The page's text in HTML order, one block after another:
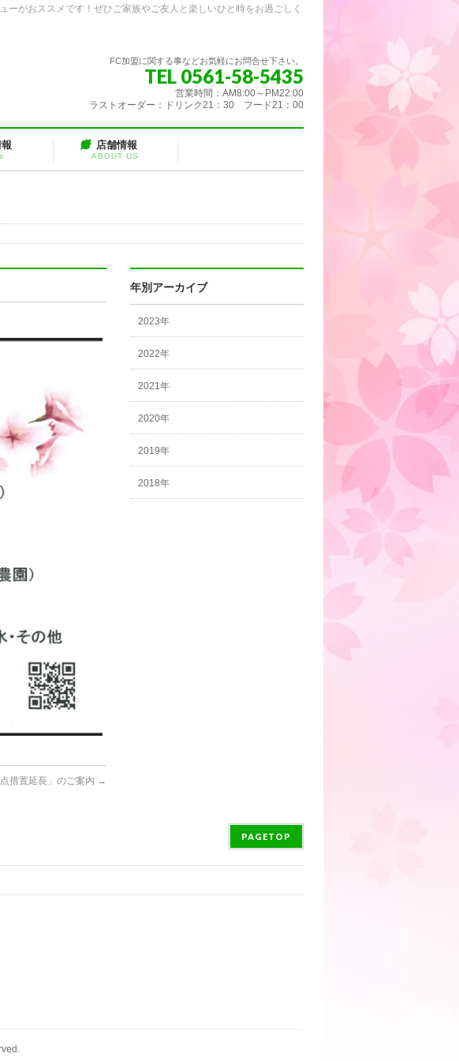
がおススメです！ぜひご家族やご友人と楽しいひと時をお過ごしく
FC加盟に関する事などお気軽にお問合せ下さい。
TEL 0561-58-5435
営業時間：AM8:00～PM22:00
ラストオーダー：ドリンク21：30 フード21：00
店舗情報
ABOUT US
措置延長」のご案内 →
年別アーカイブ
2023年
2022年
2021年
2020年
2019年
2018年
PAGETOP